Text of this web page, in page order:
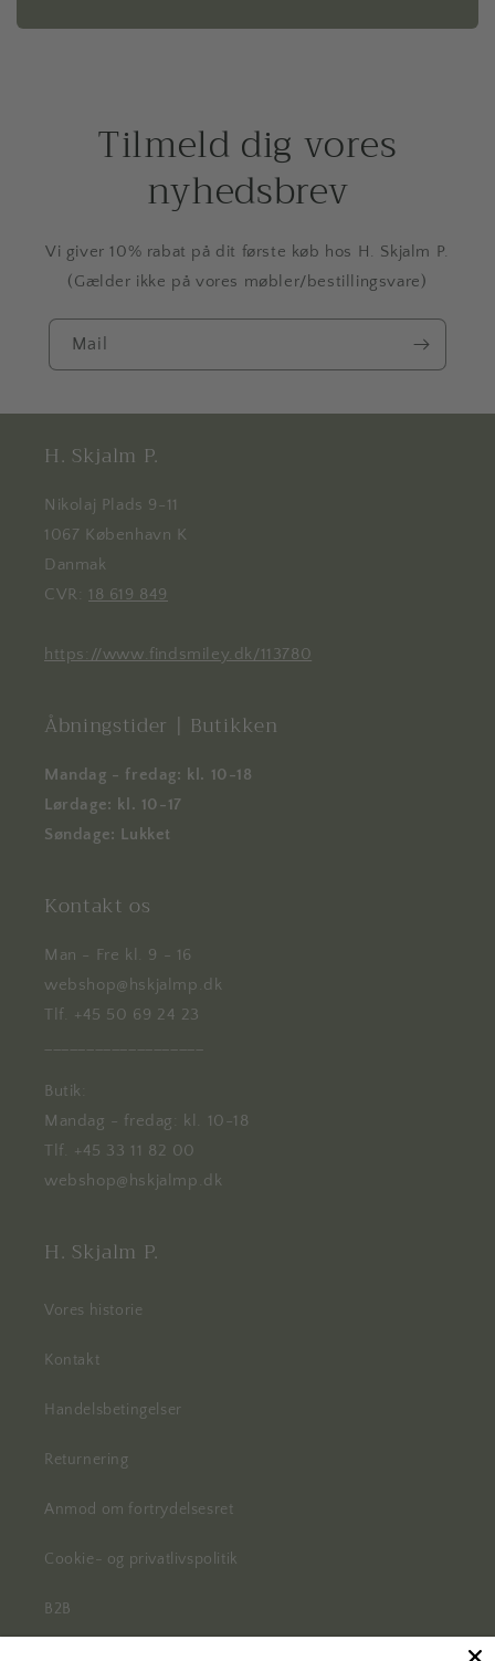
Tilmeld dig vores
nyhedsbrev
Vi giver 10% rabat på dit første køb hos H. Skjalm P.
(Gælder ikke på vores møbler/bestillingsvare)
Mail
H. Skjalm P.
Nikolaj Plads 9-11
1067 København K
Danmak
CVR: 18 619 849
https://www.findsmiley.dk/113780
Åbningstider | Butikken
Mandag - fredag: kl. 10-18
Lørdage: kl. 10-17
Søndage: Lukket
Kontakt os
Man - Fre kl. 9 - 16
webshop@hskjalmp.dk
Tlf. +45 50 69 24 23
Butik:
Mandag - fredag: kl. 10-18
Tlf. +45 33 11 82 00
webshop@hskjalmp.dk
H. Skjalm P.
Vores historie
Kontakt
Handelsbetingelser
Returnering
Anmod om fortrydelsesret
Cookie- og privatlivspolitik
B2B